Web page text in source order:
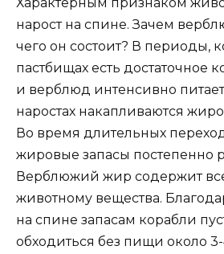
нарост на спине. Зачем
чего он состоит? В периоды,
пастбищах есть достаточное
и верблюд интенсивно
наростах накапливаются
Во время длительных
жировые запасы постепенно
Верблюжий жир содержит
животному вещества.
на спине запасам корабли
обходиться без пищи около